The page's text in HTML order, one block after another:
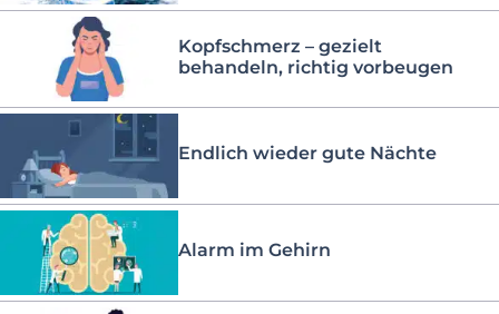
Kopfschmerz – gezielt
behandeln, richtig vorbeugen
Endlich wieder gute Nächte
Alarm im Gehirn